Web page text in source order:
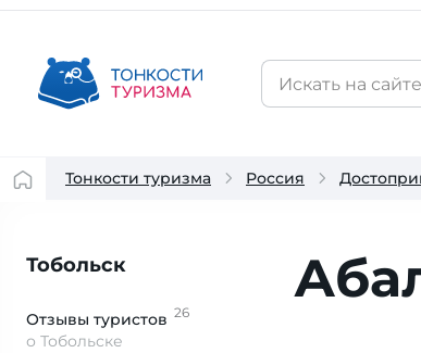
Тонкости туризма Россия
Тобольск
Отзывы туристов 26
о Тобольске